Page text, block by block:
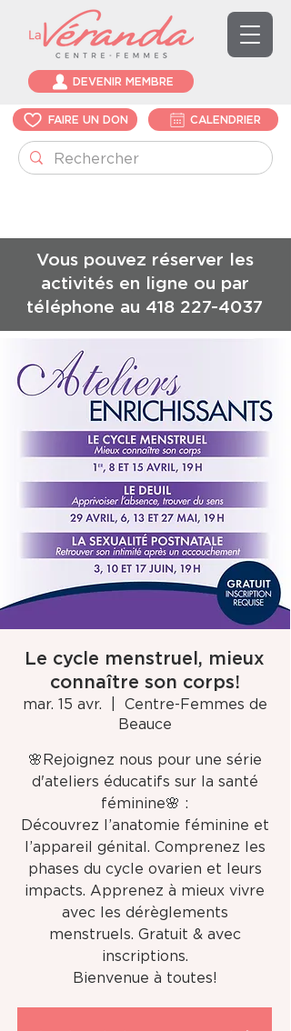
DEVENIR MEMBRE
FAIRE UN DON CALENDRIER
Vous pouvez réserver les
activités en ligne ou par
téléphone au 418 227-4037
Le cycle menstruel, mieux
connaître son corps!
mar. 15 avr.
Centre-Femmes de
Beauce
🌸Rejoignez nous pour une série
d'ateliers éducatifs sur la santé
féminine🌸 :
Découvrez l’anatomie féminine et
l’appareil génital. Comprenez les
phases du cycle ovarien et leurs
impacts. Apprenez à mieux vivre
avec les dérèglements
menstruels. Gratuit & avec
inscriptions.
Bienvenue à toutes!